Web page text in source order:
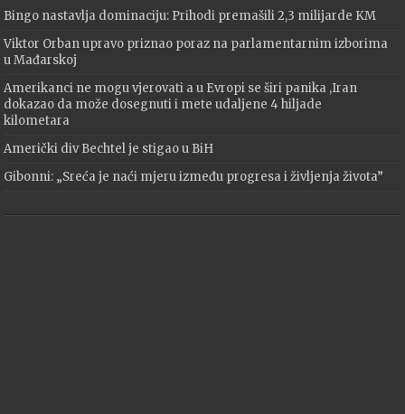
Bingo nastavlja dominaciju: Prihodi premašili 2,3 milijarde KM
Viktor Orban upravo priznao poraz na parlamentarnim izborima
u Mađarskoj
Amerikanci ne mogu vjerovati a u Evropi se širi panika ,Iran
dokazao da može dosegnuti i mete udaljene 4 hiljade
kilometara
Američki div Bechtel je stigao u BiH
Gibonni: „Sreća je naći mjeru između progresa i življenja života”